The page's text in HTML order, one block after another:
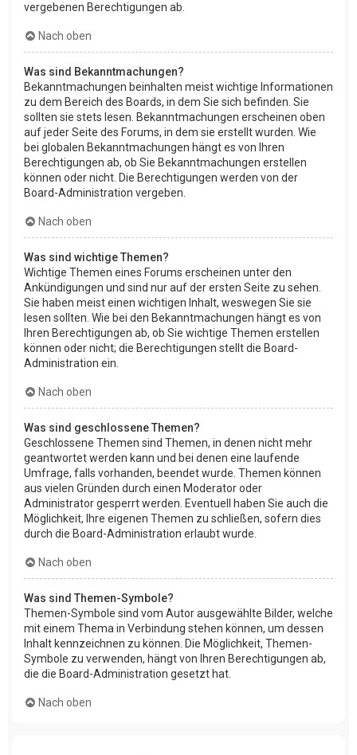
vergebenen Berechtigungen ab.
Nach oben
Was sind Bekanntmachungen?
Bekanntmachungen beinhalten meist wichtige Informationen
zu dem Bereich des Boards, in dem Sie sich befinden. Sie
sollten sie stets lesen. Bekanntmachungen erscheinen oben
auf jeder Seite des Forums, in dem sie erstellt wurden. Wie
bei globalen Bekanntmachungen hängt es von Ihren
Berechtigungen ab, ob Sie Bekanntmachungen erstellen
können oder nicht. Die Berechtigungen werden von der
Board-Administration vergeben.
Nach oben
Was sind wichtige Themen?
Wichtige Themen eines Forums erscheinen unter den
Ankündigungen und sind nur auf der ersten Seite zu sehen.
Sie haben meist einen wichtigen Inhalt, weswegen Sie sie
lesen sollten. Wie bei den Bekanntmachungen hängt es von
Ihren Berechtigungen ab, ob Sie wichtige Themen erstellen
können oder nicht; die Berechtigungen stellt die Board-
Administration ein.
Nach oben
Was sind geschlossene Themen?
Geschlossene Themen sind Themen, in denen nicht mehr
geantwortet werden kann und bei denen eine laufende
Umfrage, falls vorhanden, beendet wurde. Themen können
aus vielen Gründen durch einen Moderator oder
Administrator gesperrt werden. Eventuell haben Sie auch die
Möglichkeit, Ihre eigenen Themen zu schließen, sofern dies
durch die Board-Administration erlaubt wurde.
Nach oben
Was sind Themen-Symbole?
Themen-Symbole sind vom Autor ausgewählte Bilder, welche
mit einem Thema in Verbindung stehen können, um dessen
Inhalt kennzeichnen zu können. Die Möglichkeit, Themen-
Symbole zu verwenden, hängt von Ihren Berechtigungen ab,
die die Board-Administration gesetzt hat.
Nach oben